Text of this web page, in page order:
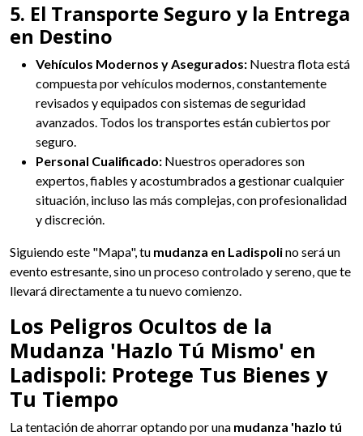
5. El Transporte Seguro y la Entrega
en Destino
Vehículos Modernos y Asegurados: Nuestra flota está
compuesta por vehículos modernos, constantemente
revisados y equipados con sistemas de seguridad
avanzados. Todos los transportes están cubiertos por
seguro.
Personal Cualificado: Nuestros operadores son
expertos, fiables y acostumbrados a gestionar cualquier
situación, incluso las más complejas, con profesionalidad
y discreción.
Siguiendo este "Mapa", tu mudanza en Ladispolino será un
evento estresante, sino un proceso controlado y sereno, que te
llevará directamente a tu nuevo comienzo.
Los Peligros Ocultos de la
Mudanza 'Hazlo Tú Mismo' en
Ladispoli: Protege Tus Bienes y
Tu Tiempo
La tentación de ahorrar optando por una mudanza 'hazlo tú